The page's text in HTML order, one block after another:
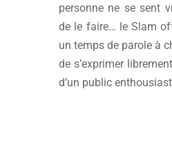
personne ne se sent
de le faire… le Slam
un temps de parole à
de s’exprimer
d’un public